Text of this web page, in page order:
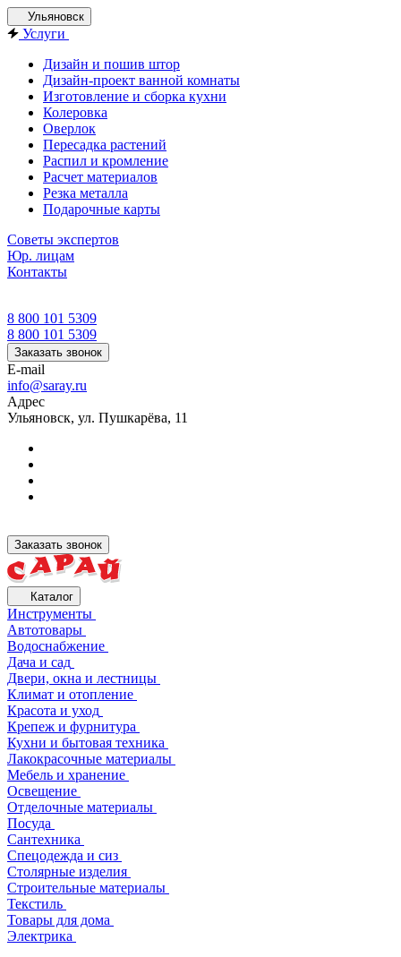
Ульяновск
Услуги
Дизайн и пошив штор
Дизайн-проект ванной комнаты
Изготовление и сборка кухни
Колеровка
Оверлок
Пересадка растений
Распил и кромление
Расчет материалов
Резка металла
Подарочные карты
Советы экспертов
Юр. лицам
Контакты
8 800 101 5309
8 800 101 5309
Заказать звонок
E-mail
info@saray.ru
Адрес
Ульяновск, ул. Пушкарёва, 11
Заказать звонок
Каталог
Инструменты
Автотовары
Водоснабжение
Дача и сад
Двери, окна и лестницы
Климат и отопление
Красота и уход
Крепеж и фурнитура
Кухни и бытовая техника
Лакокрасочные материалы
Мебель и хранение
Освещение
Отделочные материалы
Посуда
Сантехника
Спецодежда и сиз
Столярные изделия
Строительные материалы
Текстиль
Товары для дома
Электрика